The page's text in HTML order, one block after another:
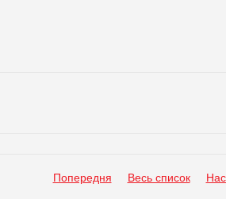
Попередня Весь список